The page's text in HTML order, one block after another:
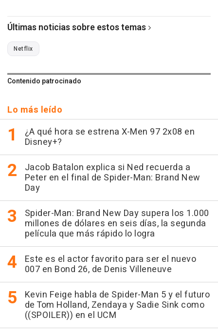
Últimas noticias sobre estos temas
Netflix
Contenido patrocinado
Lo más leído
¿A qué hora se estrena X-Men 97 2x08 en
Disney+?
Jacob Batalon explica si Ned recuerda a
Peter en el final de Spider-Man: Brand New
Day
Spider-Man: Brand New Day supera los 1.000
millones de dólares en seis días, la segunda
película que más rápido lo logra
Este es el actor favorito para ser el nuevo
007 en Bond 26, de Denis Villeneuve
Kevin Feige habla de Spider-Man 5 y el futuro
de Tom Holland, Zendaya y Sadie Sink como
((SPOILER)) en el UCM